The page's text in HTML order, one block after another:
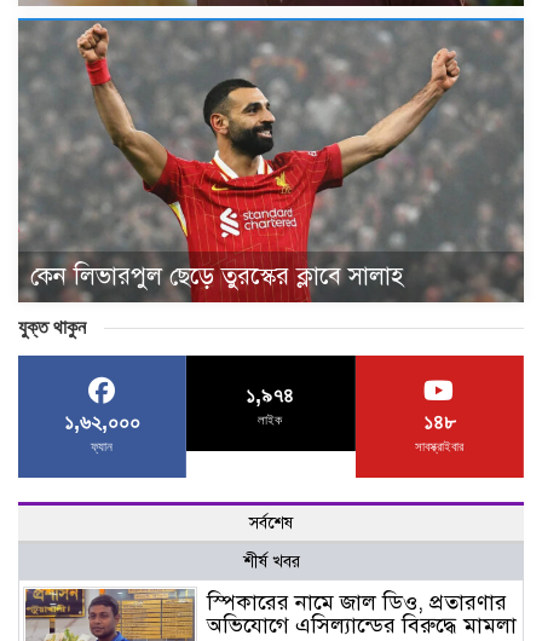
কেন লিভারপুল ছেড়ে তুরস্কের ক্লাবে সালাহ
যুক্ত থাকুন
১,৬২,০০০
ফ্যান
১,৯৭৪
লাইক ১৪৮
সাবস্ক্রাইবার
সর্বশেষ
শীর্ষ খবর
স্পিকারের নামে জাল ডিও, প্রতারণার
অভিযোগে এসিল্যান্ডের বিরুদ্ধে মামলা